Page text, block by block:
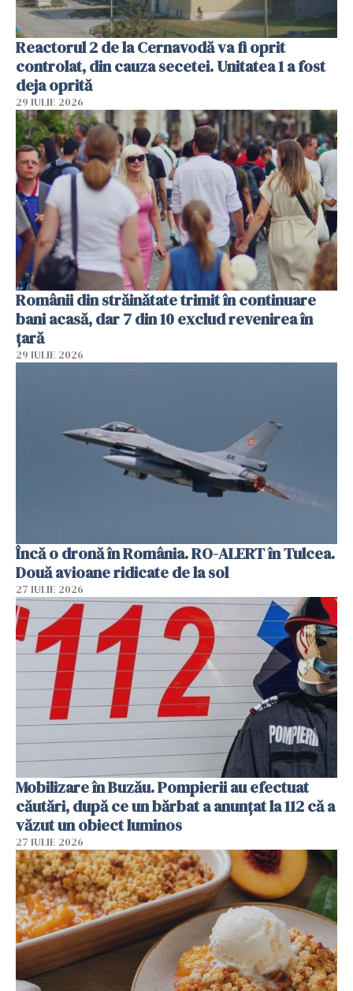
Reactorul 2 de la Cernavodă va fi oprit
controlat, din cauza secetei. Unitatea 1 a fost
deja oprită
29 IULIE 2026
Românii din străinătate trimit în continuare
bani acasă, dar 7 din 10 exclud revenirea în
țară
29 IULIE 2026
Încă o dronă în România. RO-ALERT în Tulcea.
Două avioane ridicate de la sol
27 IULIE 2026
Mobilizare în Buzău. Pompierii au efectuat
căutări, după ce un bărbat a anunțat la 112 că a
văzut un obiect luminos
27 IULIE 2026